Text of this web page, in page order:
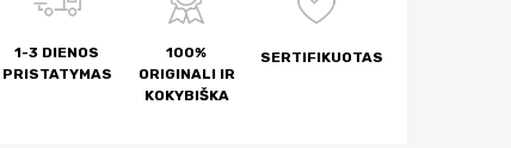
1-3 DIENOS
PRISTATYMAS
100%
ORIGINALI IR
KOKYBIŠKA
SERTIFIKUOTAS